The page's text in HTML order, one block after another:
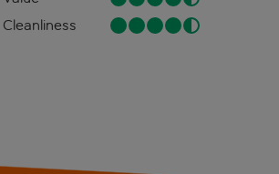
Cleanliness